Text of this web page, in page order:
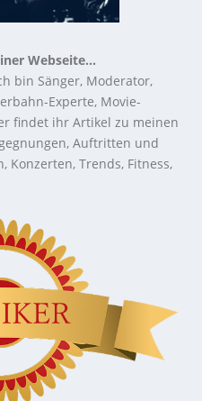
Webseite...
bin Sänger, Moderator,
Experte, Movie-
findet ihr Artikel zu meinen
Auftritten und
Konzerten, Trends, Fitness,